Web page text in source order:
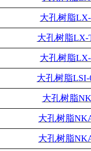
大孔树脂
大孔树脂LX-
大孔树脂
大孔树脂LSI-
大孔树脂
大孔树脂
大孔树脂